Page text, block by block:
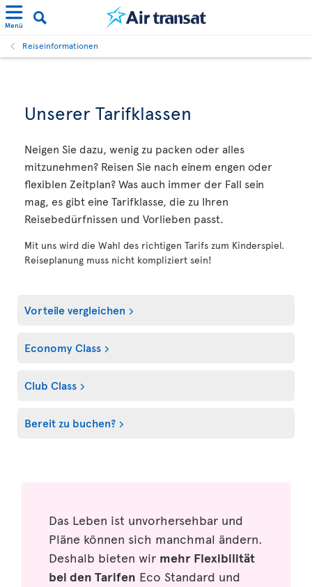
Menü
Reiseinformationen
Unserer Tarifklassen
Neigen Sie dazu, wenig zu packen oder alles
mitzunehmen? Reisen Sie nach einem engen oder
flexiblen Zeitplan? Was auch immer der Fall sein
mag, es gibt eine Tarifklasse, die zu Ihren
Reisebedürfnissen und Vorlieben passt.
Mit uns wird die Wahl des richtigen Tarifs zum Kinderspiel.
Reiseplanung muss nicht kompliziert sein!
Vorteile vergleichen
Economy Class
Club Class
Bereit zu buchen?
Das Leben ist unvorhersehbar und
Pläne können sich manchmal ändern.
Deshalb bieten wir mehr Flexibilität
bei den Tarifen Eco Standard und